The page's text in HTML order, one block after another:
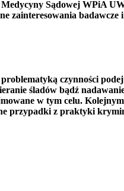
Sądowej WPiA
zainteresowania
czynności
śladów bądź
w tym celu.
przypadki z praktyki